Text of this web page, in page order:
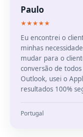
Paulo
★★★★★
Eu encontrei o
minhas
mudar para o
conversão de
Outlook, usei o
resultados 100%
Portugal